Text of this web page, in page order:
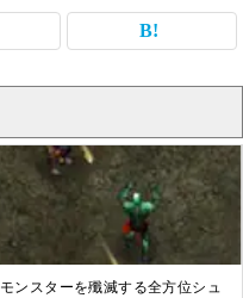
モンスターを殲滅する全方位シュ